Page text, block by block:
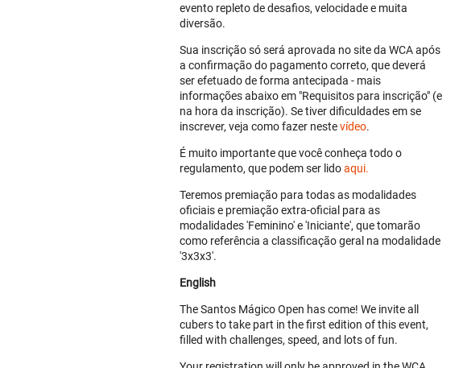
evento repleto de desafios, velocidade e muita
diversão.
Sua inscrição só será aprovada no site da WCA após
a confirmação do pagamento correto, que deverá
ser efetuado de forma antecipada - mais
informações abaixo em "Requisitos para inscrição" (e
na hora da inscrição). Se tiver dificuldades em se
inscrever, veja como fazer nestevídeo.
É muito importante que você conheça todo o
regulamento, que podem ser lidoaqui.
Teremos premiação para todas as modalidades
oficiais e premiação extra-oficial para as
modalidades 'Feminino' e 'Iniciante', que tomarão
como referência a classificação geral na modalidade
'3x3x3'.
English
The Santos Mágico Open has come! We invite all
cubers to take part in the first edition of this event,
filled with challenges, speed, and lots of fun.